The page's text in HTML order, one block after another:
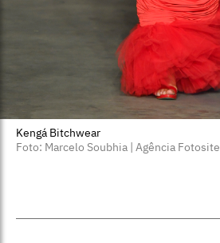
Kengá Bitchwear
Foto: Marcelo Soubhia | Agência Fotosite